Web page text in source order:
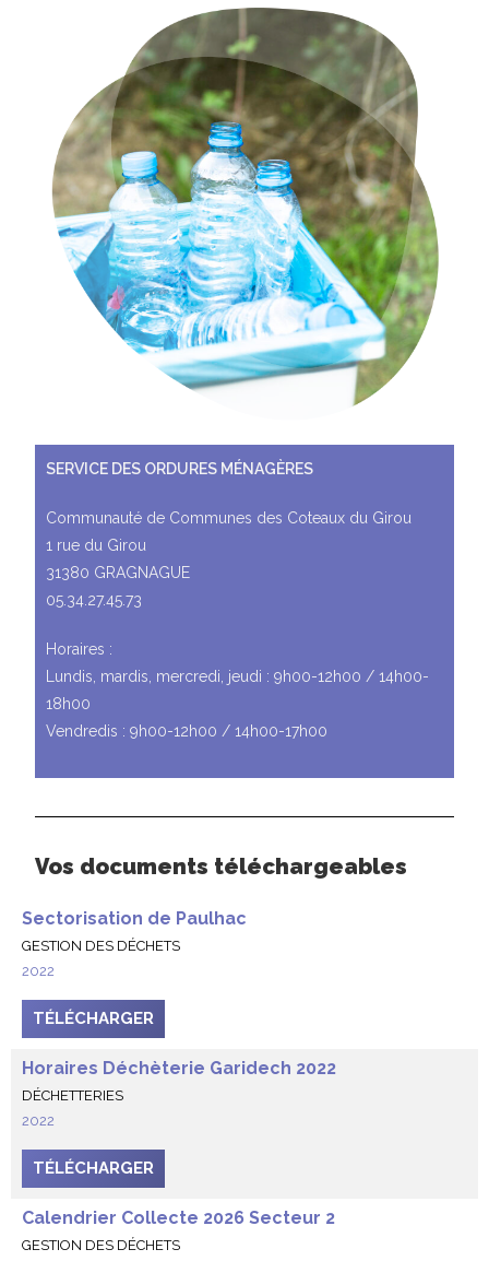
SERVICE DES ORDURES MÉNAGÈRES
Communauté de Communes des Coteaux du Girou
1 rue du Girou
31380 GRAGNAGUE
05.34.27.45.73
Horaires :
Lundis, mardis, mercredi, jeudi : 9h00-12h00 / 14h00-
18h00
Vendredis : 9h00-12h00 / 14h00-17h00
Vos documents téléchargeables
Sectorisation de Paulhac
GESTION DES DÉCHETS
2022
TÉLÉCHARGER
Horaires Déchèterie Garidech 2022
DÉCHETTERIES
2022
TÉLÉCHARGER
Calendrier Collecte 2026 Secteur 2
GESTION DES DÉCHETS